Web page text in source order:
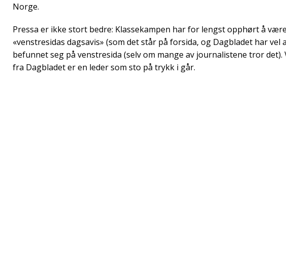
Norge.
Pressa er ikke stort bedre: Klassekampen har for lengst opphørt å være
«venstresidas dagsavis» (som det står på forsida, og Dagbladet har vel
befunnet seg på venstresida (selv om mange av journalistene tror det).
fra Dagbladet er en leder som sto på trykk i går.